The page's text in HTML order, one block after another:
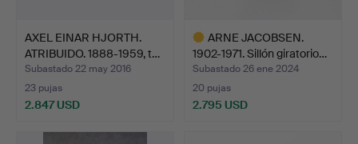
AXEL EINAR HJORTH.
ATRIBUIDO. 1888-1959, t…
Subastado 22 may 2016
23 pujas
2.847 USD
ARNE JACOBSEN.
1902-1971. Sillón giratorio…
Subastado 26 ene 2024
20 pujas
2.795 USD